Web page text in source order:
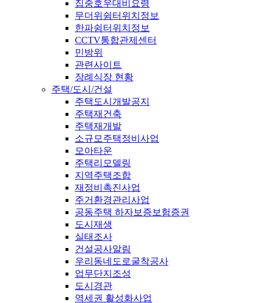
집중호우대비요령
무더위쉼터위치정보
한파쉼터위치정보
CCTV통합관제센터
민방위
관련사이트
장례식장 현황
주택/도시/건설
주택도시개발공지
주택재건축
주택재개발
소규모주택정비사업
모아타운
주택리모델링
지역주택조합
재정비촉진사업
주거환경관리사업
공동주택 하자보증보험증권
도시재생
실태조사
건설공사알림
우리동네도로굴착공사
업무단지조성
도시경관
역세권 활성화사업